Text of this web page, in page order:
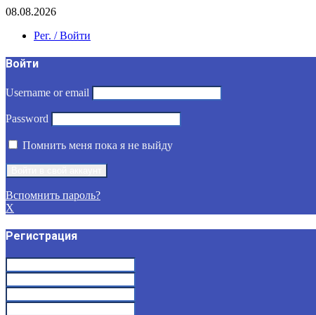
08.08.2026
Рег. / Войти
Войти
Username or email
Password
Помнить меня пока я не выйду
Вспомнить пароль?
X
Регистрация